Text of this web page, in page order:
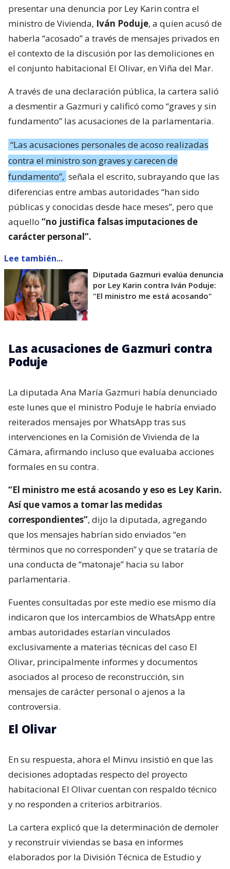
presentar una denuncia por Ley Karin contra el
ministro de Vivienda, Iván Poduje, a quien acusó de
haberla “acosado” a través de mensajes privados en
el contexto de la discusión por las demoliciones en
el conjunto habitacional El Olivar, en Viña del Mar.
A través de una declaración pública, la cartera salió
a desmentir a Gazmuri y calificó como “graves y sin
fundamento” las acusaciones de la parlamentaria.
“Las acusaciones personales de acoso realizadas
contra el ministro son graves y carecen de
fundamento”, señala el escrito, subrayando que las
diferencias entre ambas autoridades “han sido
públicas y conocidas desde hace meses”, pero que
aquello “no justifica falsas imputaciones de
carácter personal”.
Lee también...
Diputada Gazmuri evalúa denuncia
por Ley Karin contra Iván Poduje:
"El ministro me está acosando"
Las acusaciones de Gazmuri contra
Poduje
La diputada Ana María Gazmuri había denunciado
este lunes que el ministro Poduje le habría enviado
reiterados mensajes por WhatsApp tras sus
intervenciones en la Comisión de Vivienda de la
Cámara, afirmando incluso que evaluaba acciones
formales en su contra.
“El ministro me está acosando y eso es Ley Karin.
Así que vamos a tomar las medidas
correspondientes”, dijo la diputada, agregando
que los mensajes habrían sido enviados “en
términos que no corresponden” y que se trataría de
una conducta de “matonaje” hacia su labor
parlamentaria.
Fuentes consultadas por este medio ese mismo día
indicaron que los intercambios de WhatsApp entre
ambas autoridades estarían vinculados
exclusivamente a materias técnicas del caso El
Olivar, principalmente informes y documentos
asociados al proceso de reconstrucción, sin
mensajes de carácter personal o ajenos a la
controversia.
El Olivar
En su respuesta, ahora el Minvu insistió en que las
decisiones adoptadas respecto del proyecto
habitacional El Olivar cuentan con respaldo técnico
y no responden a criterios arbitrarios.
La cartera explicó que la determinación de demoler
y reconstruir viviendas se basa en informes
elaborados por la División Técnica de Estudio y